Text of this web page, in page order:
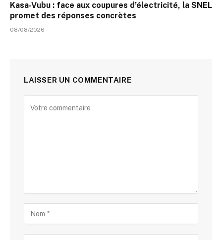
Kasa-Vubu : face aux coupures d’électricité, la SNEL
promet des réponses concrètes
08/08/2026
LAISSER UN COMMENTAIRE